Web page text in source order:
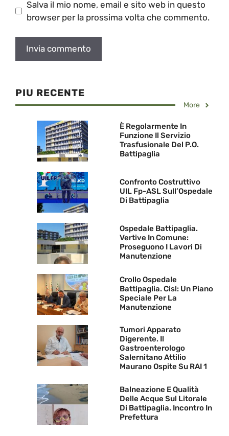
Salva il mio nome, email e sito web in questo
browser per la prossima volta che commento.
PIU RECENTE
More
È Regolarmente In
Funzione Il Servizio
Trasfusionale Del P.O.
Battipaglia
Confronto Costruttivo
UIL Fp-ASL Sull’Ospedale
Di Battipaglia
Ospedale Battipaglia.
Vertive In Comune:
Proseguono I Lavori Di
Manutenzione
Crollo Ospedale
Battipaglia. Cisl: Un Piano
Speciale Per La
Manutenzione
Tumori Apparato
Digerente. Il
Gastroenterologo
Salernitano Attilio
Maurano Ospite Su RAI 1
Balneazione E Qualità
Delle Acque Sul Litorale
Di Battipaglia. Incontro In
Prefettura